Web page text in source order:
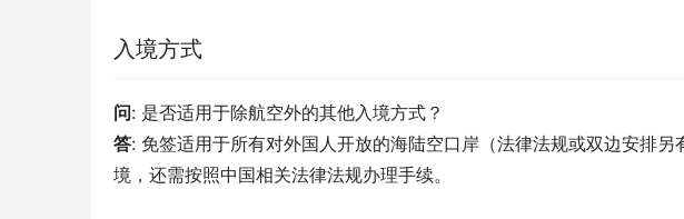
入境方式
问: 是否适用于除航空外的其他入境方式？
答: 免签适用于所有对外国人开放的海陆空口岸（法律法规或双边安排
境，还需按照中国相关法律法规办理手续。